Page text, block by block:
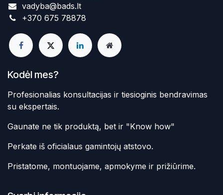
vadyba@bads.lt
+370 675 78878
Kodėl mes?
Profesionalias konsultacijas ir tiesioginis bendravimas
su ekspertais.
Gaunate ne tik produktą, bet ir "Know how"
Perkate iš oficialaus gamintojų atstovo.
Pristatome, montuojame, apmokyme ir prižiūrime.